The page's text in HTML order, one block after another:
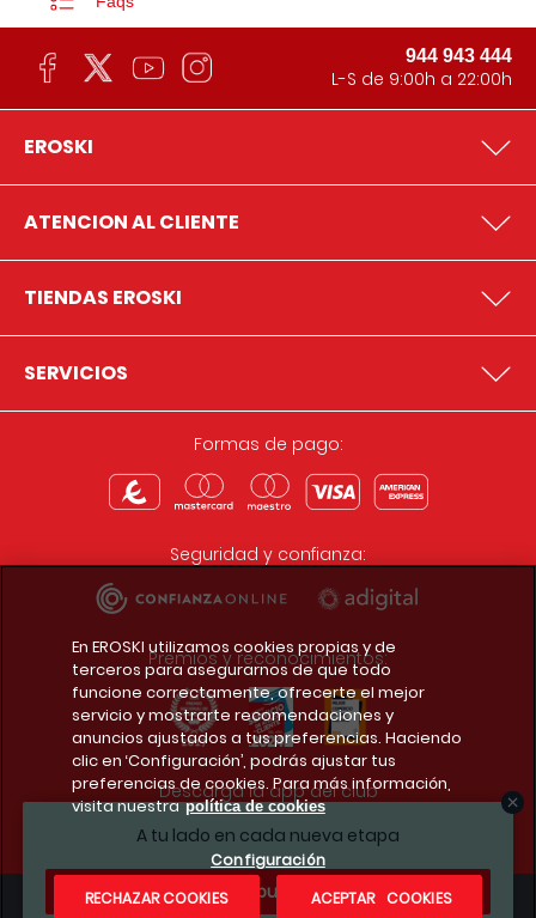
A tu lado en cada nueva etapa
¿Te apuntas?
944 943 444
L-S de 9:00h a 22:00h
EROSKI
ATENCION AL CLIENTE
TIENDAS EROSKI
SERVICIOS
Formas de pago:
Seguridad y confianza:
Premios y reconocimientos:
Descarga la app del club
En EROSKI utilizamos cookies propias y de
terceros para asegurarnos de que todo
funcione correctamente, ofrecerte el mejor
servicio y mostrarte recomendaciones y
anuncios ajustados a tus preferencias. Haciendo
clic en ‘Configuración’, podrás ajustar tus
preferencias de cookies. Para más información,
visita nuestra política de cookies
Configuración
RECHAZAR COOKIES
ACEPTAR COOKIES